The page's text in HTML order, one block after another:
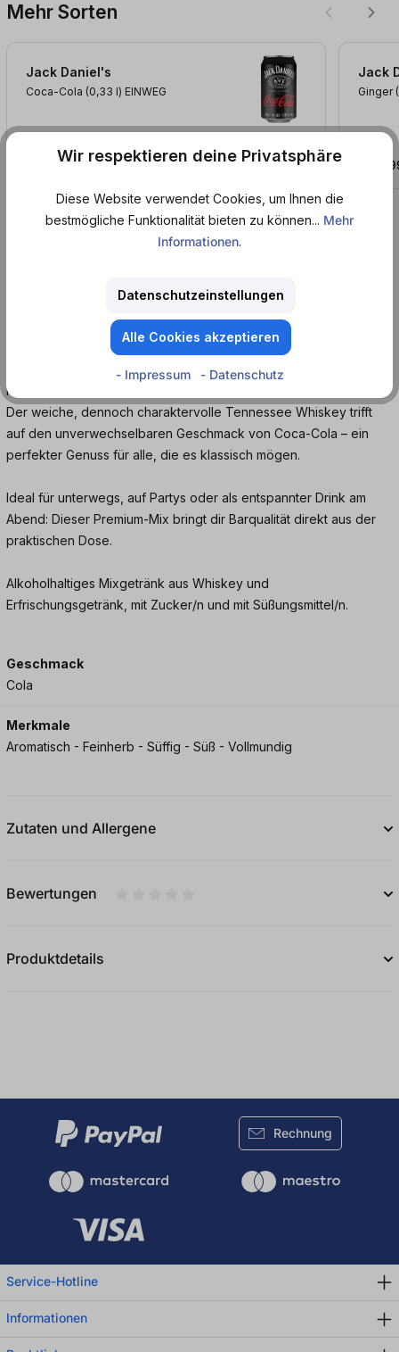
Mehr Sorten
Jack Daniel's
Coca-Cola (0,33 l) EINWEG
2,99 €*
+ 0,25 € Pfand
ab 9,06 € / 1 l
Jack
Ginger
Produktinformationen
Jack Daniel's Gentleman Jack & Coca-Cola – hol
dir den beliebten Klassiker als Ready to Drink
Mit Jack Daniel's Gentleman Jack & Coca-Cola bekommst du
einen eleganten Whiskey-Cola-Mix, der durch seine doppelte
Holzkohlefiltration besonders mild und ausgewogen schmeckt.
Der weiche, dennoch charaktervolle Tennessee Whiskey trifft
auf den unverwechselbaren Geschmack von Coca-Cola – ein
perfekter Genuss für alle, die es klassisch mögen.
Ideal für unterwegs, auf Partys oder als entspannter Drink am
Abend: Dieser Premium-Mix bringt dir Barqualität direkt aus der
praktischen Dose.
Alkoholhaltiges Mixgetränk aus Whiskey und
Erfrischungsgetränk, mit Zucker/n und mit Süßungsmittel/n.
Geschmack
Cola
Merkmale
Aromatisch - Feinherb - Süffig - Süß - Vollmundig
Zutaten und Allergene
Bewertungen
Produktdetails
Rechnung
Service-Hotline
Informationen
Wir respektieren deine Privatsphäre
Diese Website verwendet Cookies, um Ihnen die
bestmögliche Funktionalität bieten zu können... Mehr
Informationen.
Datenschutzeinstellungen
Alle Cookies akzeptieren
- Impressum - Datenschutz